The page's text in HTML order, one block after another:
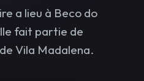
a lieu à Beco do
fait partie de
Vila Madalena.